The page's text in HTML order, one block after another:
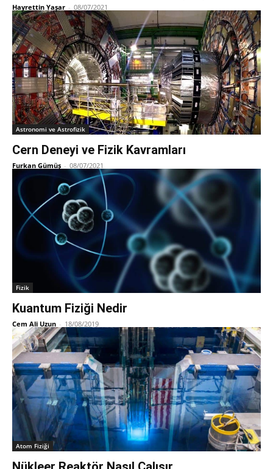
Hayrettin Yaşar - 08/07/2021
Astronomi ve Astrofizik
Cern Deneyi ve Fizik Kavramları
Furkan Gümüş - 08/07/2021
Fizik
Kuantum Fiziği Nedir
Cem Ali Uzun - 18/08/2019
Atom Fiziği